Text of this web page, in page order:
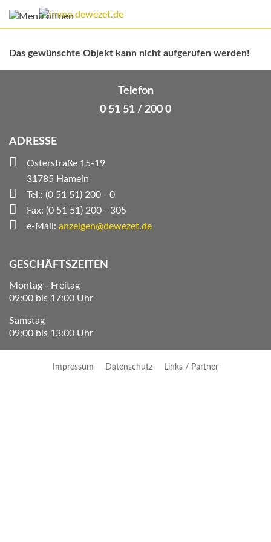
Das gewünschte Objekt kann nicht aufgerufen werden!
Telefon
0 51 51 / 200 0
ADRESSE
Osterstraße 15-19
31785 Hameln
Tel.: (0 51 51) 200 - 0
Fax: (0 51 51) 200 - 305
e-Mail: anzeigen@dewezet.de
GESCHÄFTSZEITEN
Montag - Freitag
09:00 bis 17:00 Uhr
Samstag
09:00 bis 13:00 Uhr
Impressum Datenschutz Links / Partner